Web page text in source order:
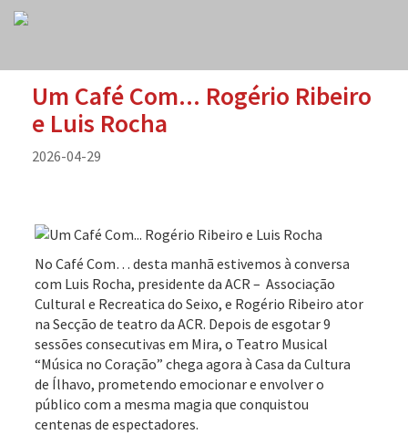
Um Café Com... Rogério Ribeiro
e Luis Rocha
2026-04-29
No Café Com… desta manhã estivemos à conversa
com Luis Rocha, presidente da ACR – Associação
Cultural e Recreatica do Seixo, e Rogério Ribeiro ator
na Secção de teatro da ACR. Depois de esgotar 9
sessões consecutivas em Mira, o Teatro Musical
“Música no Coração” chega agora à Casa da Cultura
de Ílhavo, prometendo emocionar e envolver o
público com a mesma magia que conquistou
centenas de espectadores.